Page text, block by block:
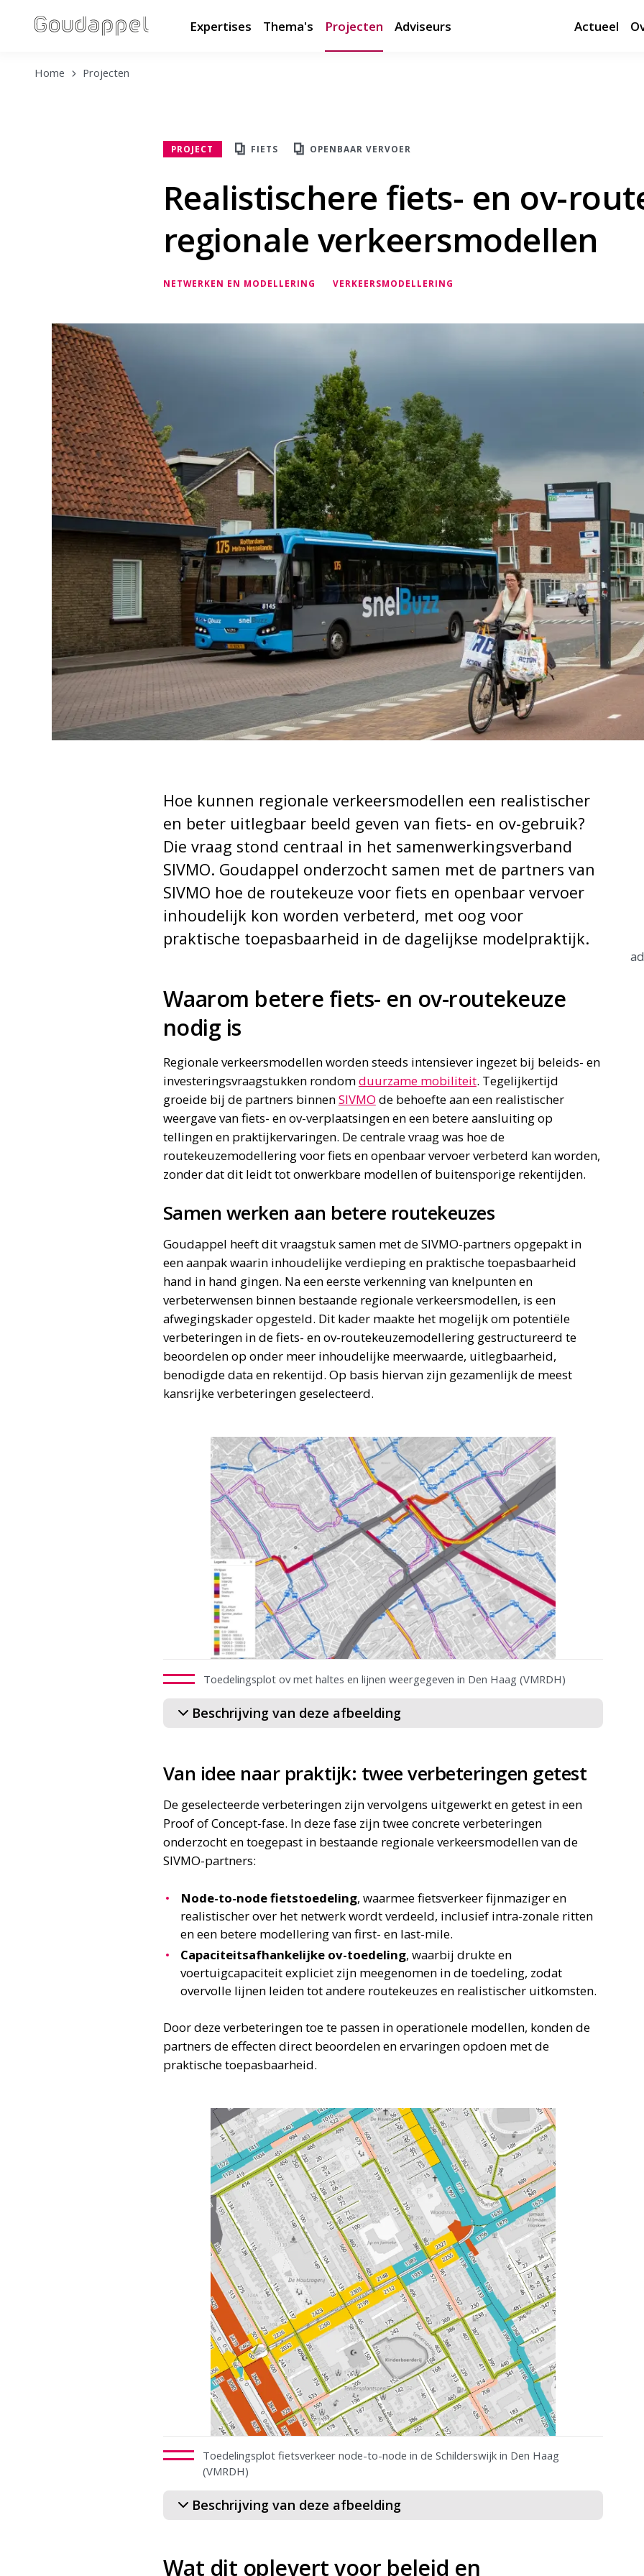
Expertises Thema's Projecten Adviseurs Actueel
Home Projecten
Realistischere fiets- en ov-
regionale verkeersmodellen
PROJECT FIETS OPENBAAR VERVOER
NETWERKEN EN MODELLERING VERKEERSMODELLERING
Hoe kunnen regionale verkeersmodellen een realistischer
en beter uitlegbaar beeld geven van fiets- en ov-gebruik?
Die vraag stond centraal in het samenwerkingsverband
SIVMO. Goudappel onderzocht samen met de partners van
SIVMO hoe de routekeuze voor fiets en openbaar vervoer
inhoudelijk kon worden verbeterd, met oog voor
praktische toepasbaarheid in de dagelijkse modelpraktijk.
Waarom betere fiets- en ov-routekeuze
nodig is
Regionale verkeersmodellen worden steeds intensiever ingezet bij beleids- en
investeringsvraagstukken rondomduurzame mobiliteit. Tegelijkertijd
groeide bij de partners binnenSIVMO de behoefte aan een realistischer
weergave van fiets- en ov-verplaatsingen en een betere aansluiting op
tellingen en praktijkervaringen. De centrale vraag was hoe de
routekeuzemodellering voor fiets en openbaar vervoer verbeterd kan worden,
zonder dat dit leidt tot onwerkbare modellen of buitensporige rekentijden.
Samen werken aan betere routekeuzes
Goudappel heeft dit vraagstuk samen met de SIVMO-partners opgepakt in
een aanpak waarin inhoudelijke verdieping en praktische toepasbaarheid
hand in hand gingen. Na een eerste verkenning van knelpunten en
verbeterwensen binnen bestaande regionale verkeersmodellen, is een
afwegingskader opgesteld. Dit kader maakte het mogelijk om potentiële
verbeteringen in de fiets- en ov-routekeuzemodellering gestructureerd te
beoordelen op onder meer inhoudelijke meerwaarde, uitlegbaarheid,
benodigde data en rekentijd. Op basis hiervan zijn gezamenlijk de meest
kansrijke verbeteringen geselecteerd.
Toedelingsplot ov met haltes en lijnen weergegeven in Den Haag (VMRDH)
Beschrijving van deze afbeelding
Van idee naar praktijk: twee verbeteringen getest
De geselecteerde verbeteringen zijn vervolgens uitgewerkt en getest in een
Proof of Concept-fase. In deze fase zijn twee concrete verbeteringen
onderzocht en toegepast in bestaande regionale verkeersmodellen van de
SIVMO-partners:
Node-to-node fietstoedeling, waarmee fietsverkeer fijnmaziger en
realistischer over het netwerk wordt verdeeld, inclusief intra-zonale ritten
en een betere modellering van first- en last-mile.
Capaciteitsafhankelijke ov-toedeling, waarbij drukte en
voertuigcapaciteit expliciet zijn meegenomen in de toedeling, zodat
overvolle lijnen leiden tot andere routekeuzes en realistischer uitkomsten.
Door deze verbeteringen toe te passen in operationele modellen, konden de
partners de effecten direct beoordelen en ervaringen opdoen met de
praktische toepasbaarheid.
Toedelingsplot fietsverkeer node-to-node in de Schilderswijk in Den Haag
(VMRDH)
Beschrijving van deze afbeelding
Wat dit oplevert voor beleid en